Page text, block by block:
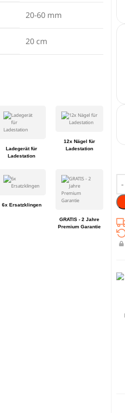
20-60 mm
20 cm
Ladegerät für
Ladestation
12x Nägel für
Ladestation
6x Ersatzklingen
GRATIS - 2 Jahre
Premium Garantie